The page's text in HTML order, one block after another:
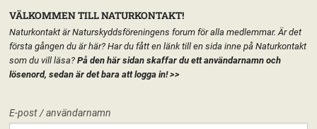
HEM FÖRENINGEN KEMIKALIENÄTVERKET
VÄLKOMMEN TILL NATURKONTAKT!
Naturkontakt är Naturskyddsföreningens forum för alla medlemmar. Är det
första gången du är här? Har du fått en länk till en sida inne på Naturkontakt
som du vill läsa? På den här sidan skaffar du ett användarnamn och
lösenord, sedan är det bara att logga in!>>
E-post / användarnamn